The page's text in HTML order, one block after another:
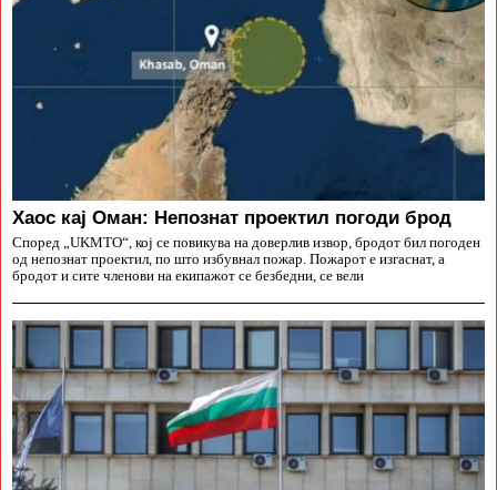
Хаос кај Оман: Непознат проектил погоди брод
Според „UKMTO“, кој се повикува на доверлив извор, бродот бил погоден
од непознат проектил, по што избувнал пожар. Пожарот е изгаснат, а
бродот и сите членови на екипажот се безбедни, се вели